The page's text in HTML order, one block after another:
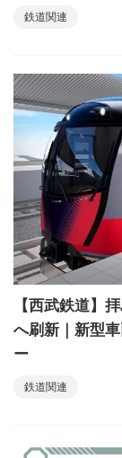
鉄道関連
【西武鉄道】
へ刷新｜新型
ー
鉄道関連